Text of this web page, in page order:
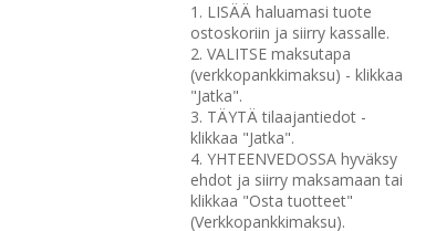
1. LISÄÄ haluamasi tuote
ostoskoriin ja siirry kassalle.
2. VALITSE maksutapa
(verkkopankkimaksu) - klikkaa
"Jatka".
3. TÄYTÄ tilaajantiedot -
klikkaa "Jatka".
4. YHTEENVEDOSSA hyväksy
ehdot ja siirry maksamaan tai
klikkaa "Osta tuotteet"
(Verkkopankkimaksu).